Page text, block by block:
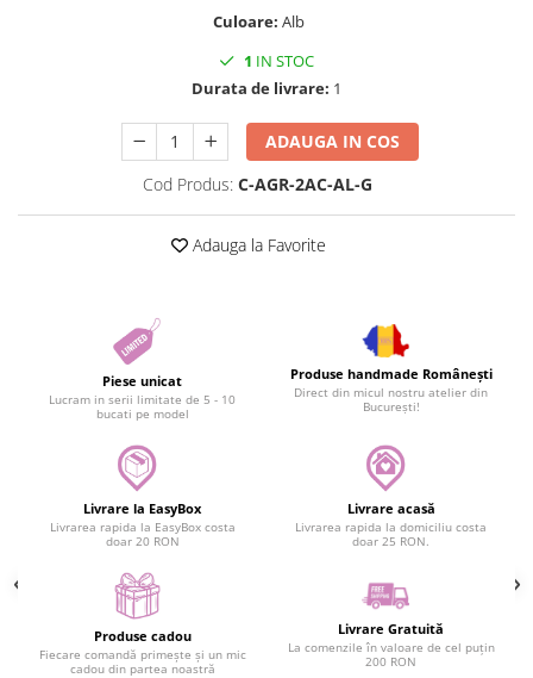
Culoare: Alb
1 IN STOC
Durata de livrare: 1
ADAUGA IN COS
Cod Produs: C-AGR-2AC-AL-G
Adauga la Favorite
Piese unicat
Lucram in serii limitate de 5 - 10
bucati pe model
Produse handmade Românești
Direct din micul nostru atelier din
București!
Livrare la EasyBox
Livrarea rapida la EasyBox costa
doar 20 RON
Livrare acasă
Livrarea rapida la domiciliu costa
doar 25 RON.
Produse cadou
Fiecare comandă primește și un mic
cadou din partea noastră
Livrare Gratuită
La comenzile în valoare de cel puțin
200 RON